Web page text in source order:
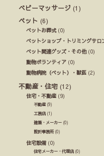
ベビーマッサージ (1)
ペット (6)
ペットお葬式(0)
ペットショップ・トリミングサロ
ペット関連グッズ・その他(0)
動物ボランティア (0)
動物病院（ペット）・獣医 (2)
不動産・住宅 (12)
住宅・不動産 (9)
不動産 (9)
工務店 (1)
建築・メーカー (0)
設計事務所(0)
住宅設備(0)
住宅メーカー・代理店 (0)